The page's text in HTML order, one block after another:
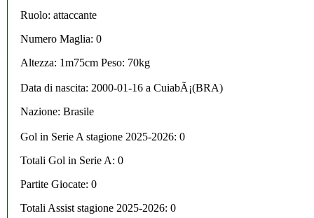
Ruolo: attaccante
Numero Maglia: 0
Altezza: 1m75cm Peso: 70kg
Data di nascita: 2000-01-16 a CuiabÃ¡(BRA)
Nazione: Brasile
Gol in Serie A stagione 2025-2026: 0
Totali Gol in Serie A: 0
Partite Giocate: 0
Totali Assist stagione 2025-2026: 0